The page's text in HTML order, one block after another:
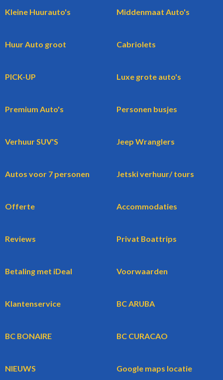
Kleine Huurauto's Middenmaat Auto's
Huur Auto groot Cabriolets
PICK-UP Luxe grote auto's
Premium Auto's Personen busjes
Verhuur SUV'S Jeep Wranglers
Autos voor 7 personen Jetski verhuur/ tours
Offerte Accommodaties
Reviews Privat Boattrips
Betaling met iDeal Voorwaarden
Klantenservice BC ARUBA
BC BONAIRE BC CURACAO
NIEUWS Google maps locatie